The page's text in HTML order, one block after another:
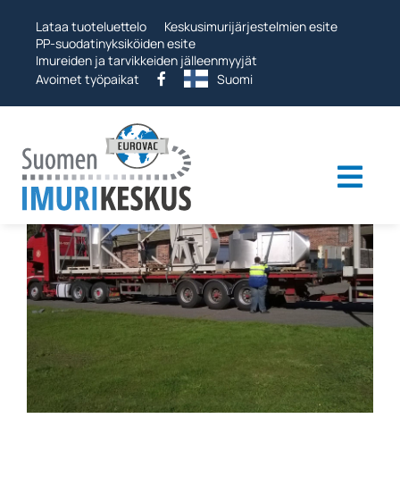
Lataa tuoteluettelo
Keskusimurijärjestelmien esite
PP-suodatinyksiköiden esite
Imureiden ja tarvikkeiden jälleenmyyjät
Avoimet työpaikat
Suomi
Teollisuusimurit
Imurijärjestelmät
Muut tuotteet
Palvelut
Meistä